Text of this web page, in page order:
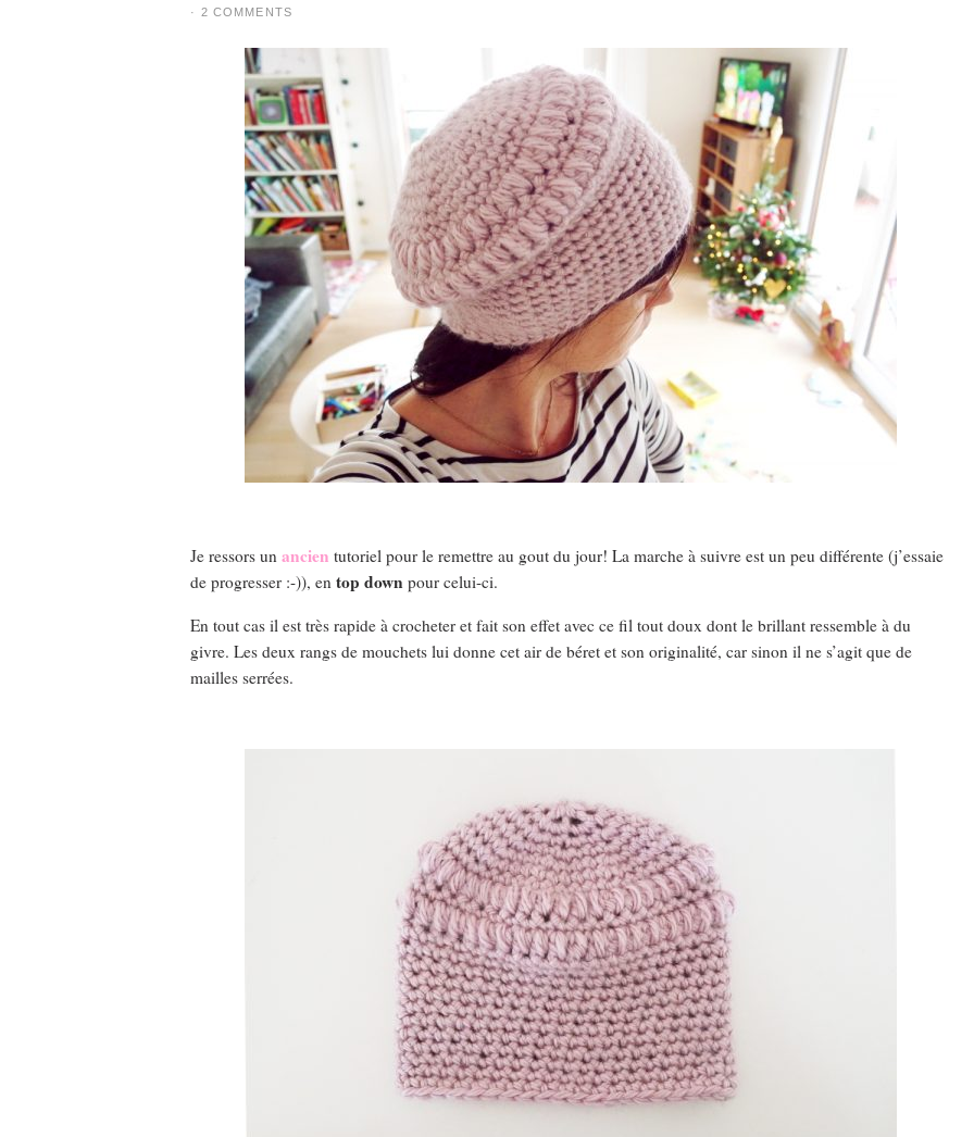
· 2 COMMENTS
Je ressors un ancien tutoriel pour le remettre au gout du jour! La marche à suivre est un peu différente (j’essaie
de progresser :-)), en top down pour celui-ci.
En tout cas il est très rapide à crocheter et fait son effet avec ce fil tout doux dont le brillant ressemble à du
givre. Les deux rangs de mouchets lui donne cet air de béret et son originalité, car sinon il ne s’agit que de
mailles serrées.